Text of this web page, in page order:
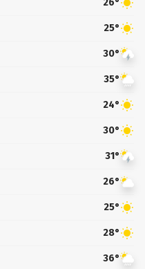
26°
25°
30°
35°
24°
30°
31°
26°
25°
28°
36°